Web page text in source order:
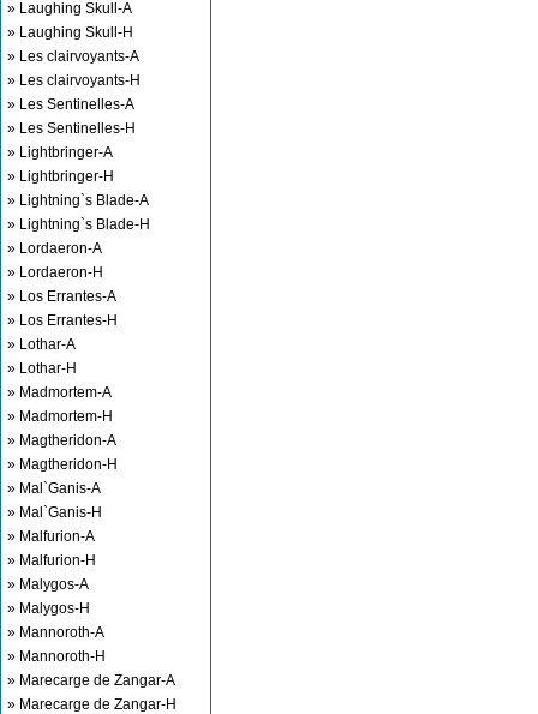
» Laughing Skull-A
» Laughing Skull-H
» Les clairvoyants-A
» Les clairvoyants-H
» Les Sentinelles-A
» Les Sentinelles-H
» Lightbringer-A
» Lightbringer-H
» Lightning`s Blade-A
» Lightning`s Blade-H
» Lordaeron-A
» Lordaeron-H
» Los Errantes-A
» Los Errantes-H
» Lothar-A
» Lothar-H
» Madmortem-A
» Madmortem-H
» Magtheridon-A
» Magtheridon-H
» Mal`Ganis-A
» Mal`Ganis-H
» Malfurion-A
» Malfurion-H
» Malygos-A
» Malygos-H
» Mannoroth-A
» Mannoroth-H
» Marecarge de Zangar-A
» Marecarge de Zangar-H